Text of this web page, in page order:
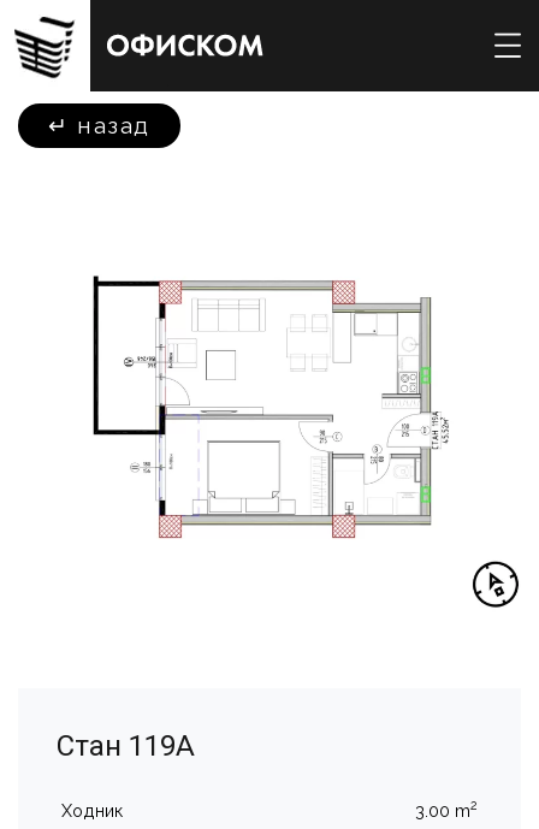
↵ назад
Стан 119А
Ходник 3.00 m2